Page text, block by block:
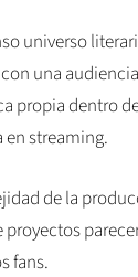
universo
una
propia dentro
en streaming.
de la
fans.